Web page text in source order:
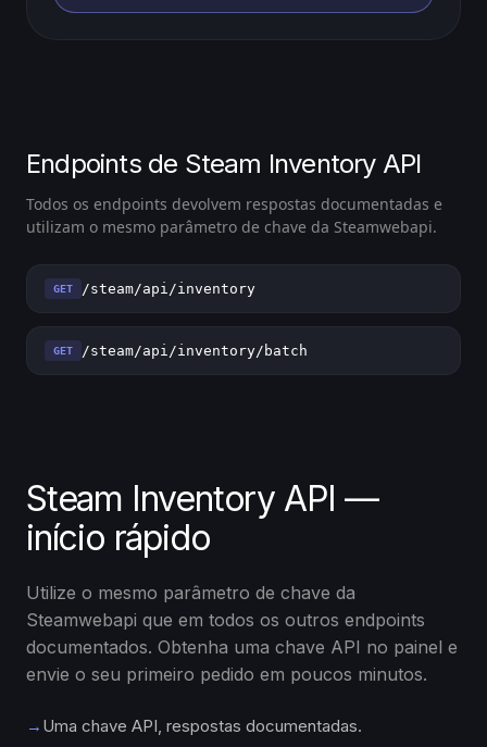
Endpoints de Steam Inventory API
Todos os endpoints devolvem respostas documentadas e
utilizam o mesmo parâmetro de chave da Steamwebapi.
GET /steam/api/inventory
GET /steam/api/inventory/batch
Steam Inventory API —
início rápido
Utilize o mesmo parâmetro de chave da
Steamwebapi que em todos os outros endpoints
documentados. Obtenha uma chave API no painel e
envie o seu primeiro pedido em poucos minutos.
→ Uma chave API, respostas documentadas.